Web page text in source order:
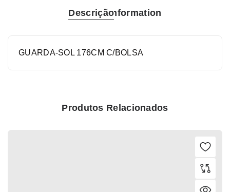
DescriçãoInformation
GUARDA-SOL 176CM C/BOLSA
Produtos Relacionados